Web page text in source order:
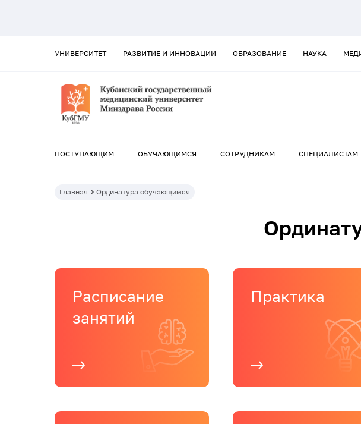
УНИВЕРСИТЕТ РАЗВИТИЕ И ИННОВАЦИИ ОБРАЗОВАНИЕ НАУКА
ПОСТУПАЮЩИМ ОБУЧАЮЩИМСЯ СОТРУДНИКАМ СПЕЦИАЛИСТАМ
Главная Ординатура обучающимся
Расписание
занятий
Практика